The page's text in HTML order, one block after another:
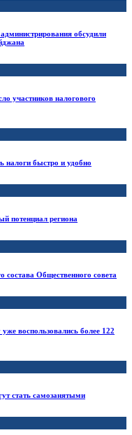
обсудили
участников налогового
налоги быстро и удобно
потенциал региона
состава Общественного совета
воспользовались более 122
стать самозанятыми